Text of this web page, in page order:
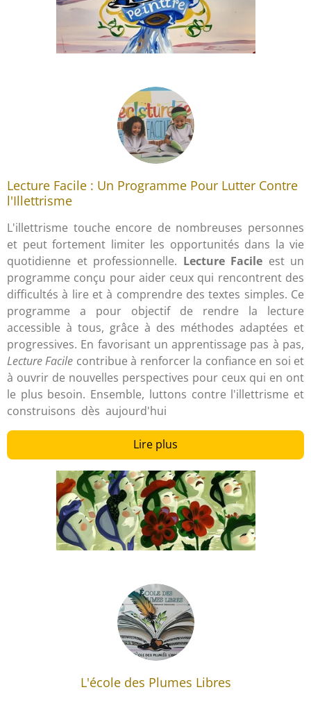
Lecture Facile : Un Programme Pour Lutter Contre
l'Illettrisme
L'illettrisme touche encore de nombreuses personnes
et peut fortement limiter les opportunités dans la vie
quotidienne et professionnelle. Lecture Facile est un
programme conçu pour aider ceux qui rencontrent des
difficultés à lire et à comprendre des textes simples. Ce
programme a pour objectif de rendre la lecture
accessible à tous, grâce à des méthodes adaptées et
progressives. En favorisant un apprentissage pas à pas,
Lecture Facile contribue à renforcer la confiance en soi et
à ouvrir de nouvelles perspectives pour ceux qui en ont
le plus besoin. Ensemble, luttons contre l'illettrisme et
construisons dès aujourd'hui
Lire plus
L'école des Plumes Libres